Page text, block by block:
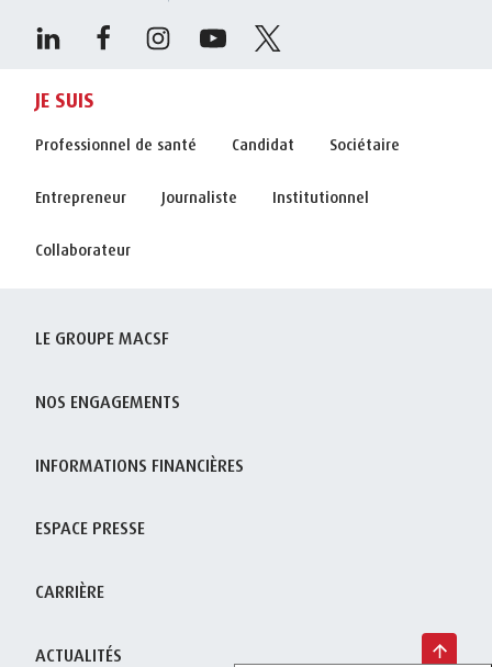
JE SUIS
Professionnel de santé Candidat Sociétaire
Entrepreneur Journaliste Institutionnel
Collaborateur
LE GROUPE MACSF
NOS ENGAGEMENTS
INFORMATIONS FINANCIÈRES
ESPACE PRESSE
CARRIÈRE
ACTUALITÉS